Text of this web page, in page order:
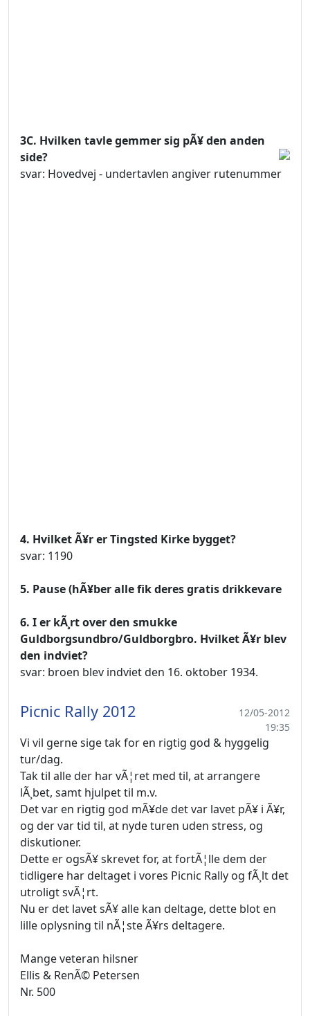
3C. Hvilken tavle gemmer sig pÃ¥ den anden
side?
svar: Hovedvej - undertavlen angiver rutenummer
4. Hvilket Ã¥r er Tingsted Kirke bygget?
svar: 1190
5. Pause (hÃ¥ber alle fik deres gratis drikkevare
6. I er kÃ¸rt over den smukke
Guldborgsundbro/Guldborgbro. Hvilket Ã¥r blev
den indviet?
svar: broen blev indviet den 16. oktober 1934.
Picnic Rally 2012
12/05-2012
19:35
Vi vil gerne sige tak for en rigtig god & hyggelig
tur/dag.
Tak til alle der har vÃ¦ret med til, at arrangere
lÃ¸bet, samt hjulpet til m.v.
Det var en rigtig god mÃ¥de det var lavet pÃ¥ i Ã¥r,
og der var tid til, at nyde turen uden stress, og
diskutioner.
Dette er ogsÃ¥ skrevet for, at fortÃ¦lle dem der
tidligere har deltaget i vores Picnic Rally og fÃ¸lt det
utroligt svÃ¦rt.
Nu er det lavet sÃ¥ alle kan deltage, dette blot en
lille oplysning til nÃ¦ste Ã¥rs deltagere.
Mange veteran hilsner
Ellis & RenÃ© Petersen
Nr. 500